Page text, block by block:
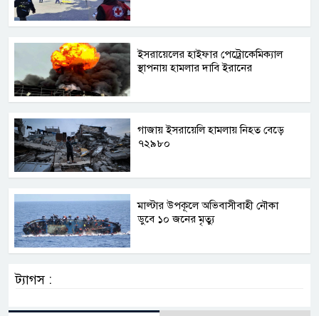
ইসরায়েলের হাইফার পেট্রোকেমিক্যাল
স্থাপনায় হামলার দাবি ইরানের
গাজায় ইসরায়েলি হামলায় নিহত বেড়ে
৭২৯৮০
মাল্টার উপকূলে অভিবাসীবাহী নৌকা
ডুবে ১০ জনের মৃত্যু
ট্যাগস :